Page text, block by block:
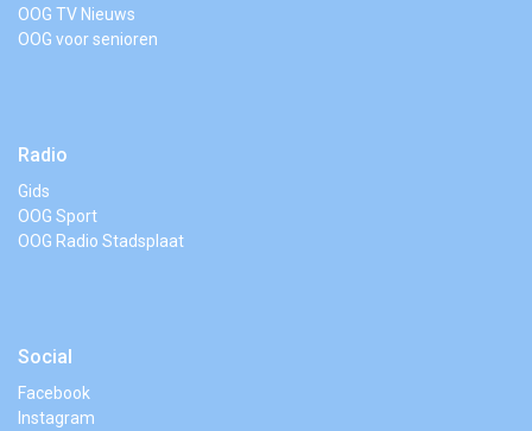
OOG TV Nieuws
OOG voor senioren
Radio
Gids
OOG Sport
OOG Radio Stadsplaat
Social
Facebook
Instagram